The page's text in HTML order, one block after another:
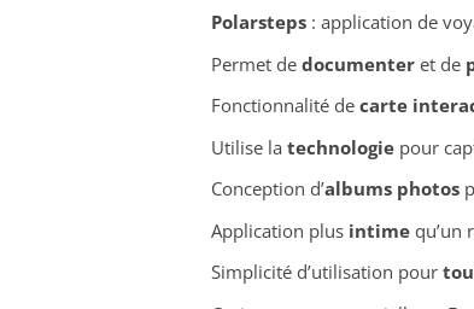
Polarsteps: application de
Permet de documenteret de
Fonctionnalité de carte
Utilise la technologiepour
Conception d’albums photos
Application plus intimequ’un
Simplicité d’utilisation pour